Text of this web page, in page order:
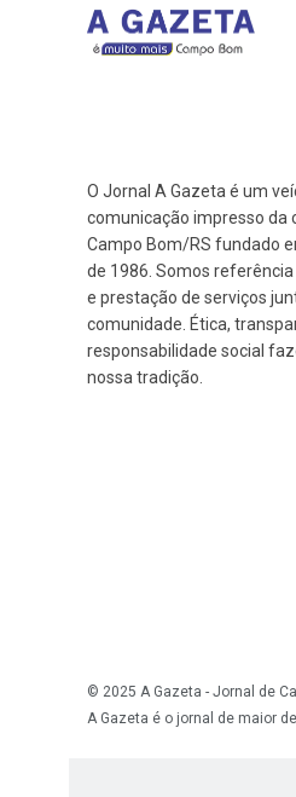
O Jornal A Gazeta é um
comunicação impresso da
Campo Bom/RS fundado
de 1986. Somos
e prestação de serviços
comunidade. Ética,
responsabilidade social
nossa tradição.
© 2025 A Gazeta - Jornal de
A Gazeta é o jornal de maior